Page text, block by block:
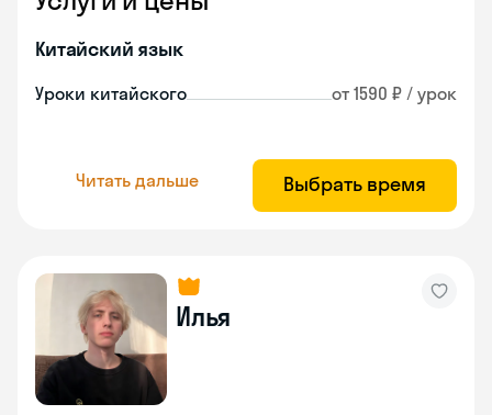
Китайский язык
Уроки китайского от 1590 ₽ / урок
Читать дальше Выбрать время
Илья